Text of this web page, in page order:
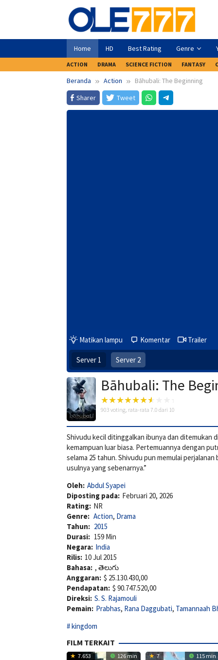
Home HD Best Rating Genre
ACTION DRAMA SCIENCE FICTION FANTASY
Beranda Action
Bāhubali: The Beginning
Sharer
Tweet
Matikan lampu Komentar Trailer
Server 1 Server 2
Bāhubali: The
903 voting, rata-rata 7.0 dari 10
Shivudu kecil ditinggalkan ibunya dan ditemukan
kemampuan luar biasa. Pertemuannya dengan
selama 25 tahun. Shivudu pun memulai
usulnya yang sebenarnya.”
Oleh: Abdul Syapei
Diposting pada: Februari 20, 2026
Rating: NR
Genre: Action, Drama
Tahun: 2015
Durasi: 159 Min
Negara: India
Rilis: 10 Jul 2015
Bahasa: , తెలుగు
Anggaran: $ 25.130.430,00
Pendapatan: $ 90.747.520,00
Direksi: S. S. Rajamouli
Pemain: Prabhas, Rana Daggubati, Tamannaah
kingdom
FILM TERKAIT
7.653 126 min 7 115 min